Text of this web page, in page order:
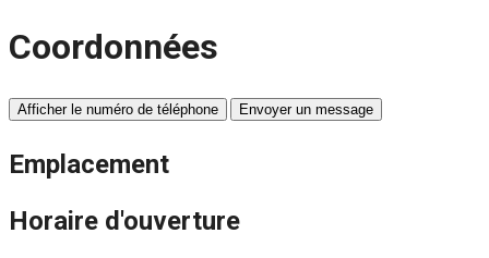
Coordonnées
Afficher le numéro de téléphone Envoyer un message
Emplacement
Horaire d'ouverture